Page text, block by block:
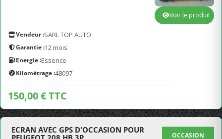
Vendeur :SARL TOP AUTO
Garantie :12 mois
Energie :Essence
Kilométrage :48097
150,00 € TTC
Voir le produit
ECRAN AVEC GPS D'OCCASION POUR
OCCASION